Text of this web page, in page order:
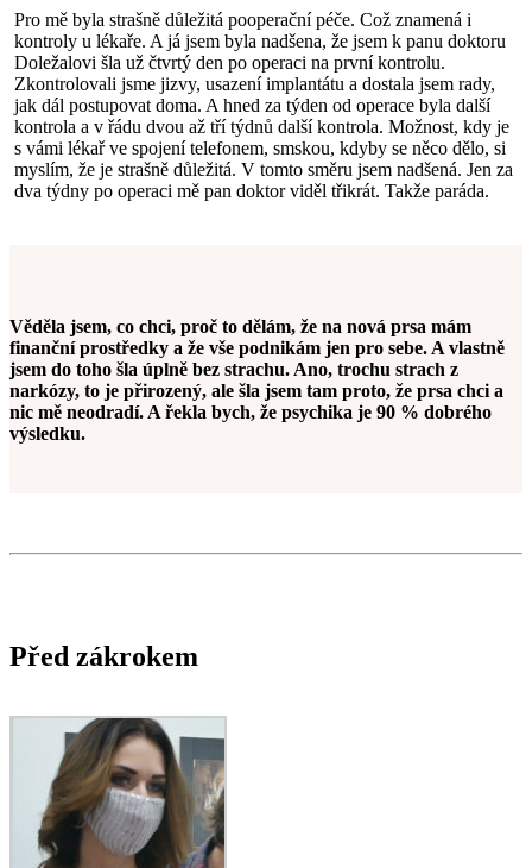
Pro mě byla strašně důležitá pooperační péče. Což znamená i
kontroly u lékaře. A já jsem byla nadšena, že jsem k panu doktoru
Doležalovi šla už čtvrtý den po operaci na první kontrolu.
Zkontrolovali jsme jizvy, usazení implantátu a dostala jsem rady,
jak dál postupovat doma. A hned za týden od operace byla další
kontrola a v řádu dvou až tří týdnů další kontrola. Možnost, kdy je
s vámi lékař ve spojení telefonem, smskou, kdyby se něco dělo, si
myslím, že je strašně důležitá. V tomto směru jsem nadšená. Jen za
dva týdny po operaci mě pan doktor viděl třikrát. Takže paráda.
Věděla jsem, co chci, proč to dělám, že na nová prsa mám
finanční prostředky a že vše podnikám jen pro sebe. A vlastně
jsem do toho šla úplně bez strachu. Ano, trochu strach z
narkózy, to je přirozený, ale šla jsem tam proto, že prsa chci a
nic mě neodradí. A řekla bych, že psychika je 90 % dobrého
výsledku.
Před zákrokem